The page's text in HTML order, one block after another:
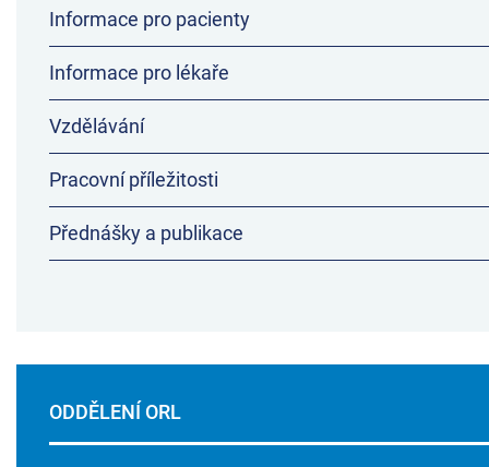
Informace pro pacienty
Informace pro lékaře
Vzdělávání
Pracovní příležitosti
Přednášky a publikace
ODDĚLENÍ ORL